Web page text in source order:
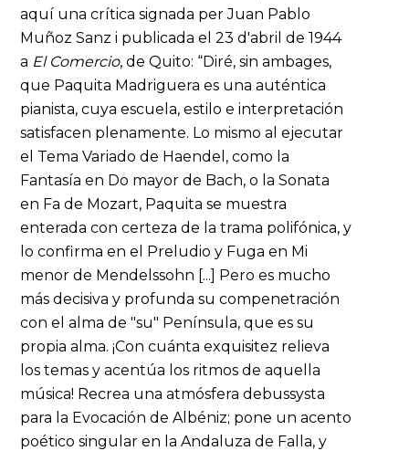
aquí una crítica signada per Juan Pablo
Muñoz Sanz i publicada el 23 d'abril de 1944
a El Comercio, de Quito: “Diré, sin ambages,
que Paquita Madriguera es una auténtica
pianista, cuya escuela, estilo e interpretación
satisfacen plenamente. Lo mismo al ejecutar
el Tema Variado de Haendel, como la
Fantasía en Do mayor de Bach, o la Sonata
en Fa de Mozart, Paquita se muestra
enterada con certeza de la trama polifónica, y
lo confirma en el Preludio y Fuga en Mi
menor de Mendelssohn [...] Pero es mucho
más decisiva y profunda su compenetración
con el alma de "su" Península, que es su
propia alma. ¡Con cuánta exquisitez relieva
los temas y acentúa los ritmos de aquella
música! Recrea una atmósfera debussysta
para la Evocación de Albéniz; pone un acento
poético singular en la Andaluza de Falla, y